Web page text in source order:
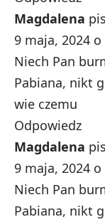
Magdalena
9 maja, 2024 o
Niech Pan
Pabiana, nikt
wie czemu
Odpowiedz
Magdalena
9 maja, 2024 o
Niech Pan
Pabiana, nikt